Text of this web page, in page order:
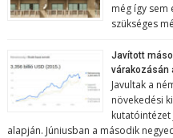
még így sem
szükséges
Javított
várakozásán
Javultak a
növekedési
alapján. Júniusban a második